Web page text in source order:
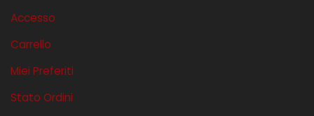
Accesso
Carrello
Miei Preferiti
Stato Ordini